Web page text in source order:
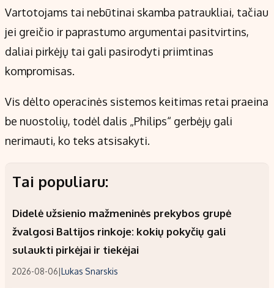
Vartotojams tai nebūtinai skamba patraukliai, tačiau
jei greičio ir paprastumo argumentai pasitvirtins,
daliai pirkėjų tai gali pasirodyti priimtinas
kompromisas.
Vis dėlto operacinės sistemos keitimas retai praeina
be nuostolių, todėl dalis „Philips“ gerbėjų gali
nerimauti, ko teks atsisakyti.
Tai populiaru:
Didelė užsienio mažmeninės prekybos grupė
žvalgosi Baltijos rinkoje: kokių pokyčių gali
sulaukti pirkėjai ir tiekėjai
2026-08-06|Lukas Snarskis